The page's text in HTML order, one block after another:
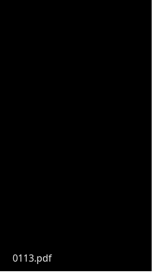
0113.pdf